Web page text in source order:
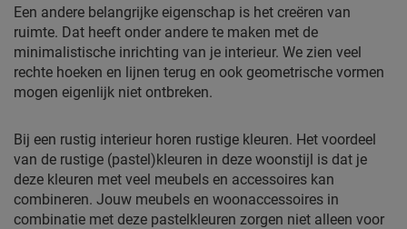
Een andere belangrijke eigenschap is het creëren van
ruimte. Dat heeft onder andere te maken met de
minimalistische inrichting van je interieur. We zien veel
rechte hoeken en lijnen terug en ook geometrische vormen
mogen eigenlijk niet ontbreken.
Bij een rustig interieur horen rustige kleuren. Het voordeel
van de rustige (pastel)kleuren in deze woonstijl is dat je
deze kleuren met veel meubels en accessoires kan
combineren. Jouw meubels en woonaccessoires in
combinatie met deze pastelkleuren zorgen niet alleen voor